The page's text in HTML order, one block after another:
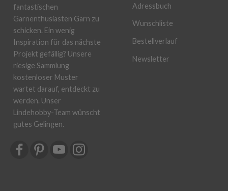
fantastischen
Garnenthusiasten Garn zu
schicken. Ein wenig
Inspiration für das nächste
Projekt gefällig? Unsere
riesige Sammlung
kostenloser Muster
wartet darauf, entdeckt zu
werden. Unser
Lindehobby-Team wünscht
gutes Gelingen.
Adressbuch
Wunschliste
Bestellverlauf
Newsletter